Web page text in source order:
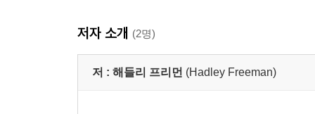
저자 소개 (2명)
저 : 해들리 프리먼 (Hadley Freeman)